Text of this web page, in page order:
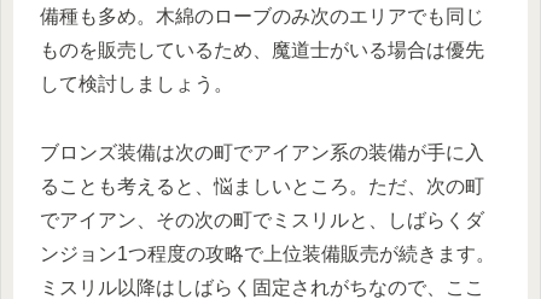
備種も多め。木綿のローブのみ次のエリアでも同じ
ものを販売しているため、魔道士がいる場合は優先
して検討しましょう。
ブロンズ装備は次の町でアイアン系の装備が手に入
ることも考えると、悩ましいところ。ただ、次の町
でアイアン、その次の町でミスリルと、しばらくダ
ンジョン1つ程度の攻略で上位装備販売が続きます。
ミスリル以降はしばらく固定されがちなので、ここ